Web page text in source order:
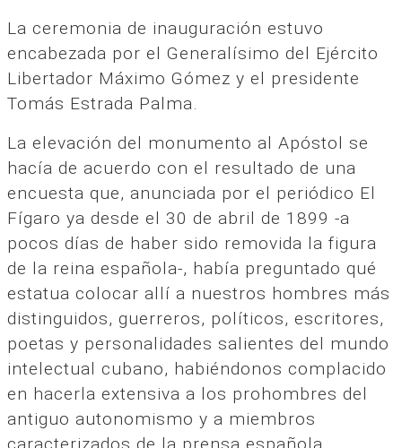
La ceremonia de inauguración estuvo
encabezada por el Generalísimo del Ejército
Libertador Máximo Gómez y el presidente
Tomás Estrada Palma.
La elevación del monumento al Apóstol se
hacía de acuerdo con el resultado de una
encuesta que, anunciada por el periódico El
Fígaro ya desde el 30 de abril de 1899 -a
pocos días de haber sido removida la figura
de la reina española-, había preguntado qué
estatua colocar allí a nuestros hombres más
distinguidos, guerreros, políticos, escritores,
poetas y personalidades salientes del mundo
intelectual cubano, habiéndonos complacido
en hacerla extensiva a los prohombres del
antiguo autonomismo y a miembros
caracterizados de la prensa española.